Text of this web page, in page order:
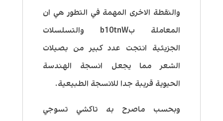
والنقطة الاخرى المهمة في التطور هي ان
المعاملة بb10tnW والتسلسلات
الجزيئية انتجت عدد كبير من بصيلات
الشعر مما يجعل انسجة الهندسة
الحيوية قريبة جدا للانسجة الطبيعية.
وبحسب ماصرح به تاكشي تسوجي